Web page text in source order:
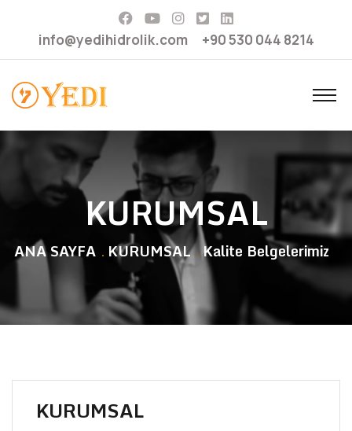
info@yedihidrolik.com +90 530 044 8214
KURUMSAL
ANA SAYFA KURUMSAL Kalite Belgelerimiz
KURUMSAL